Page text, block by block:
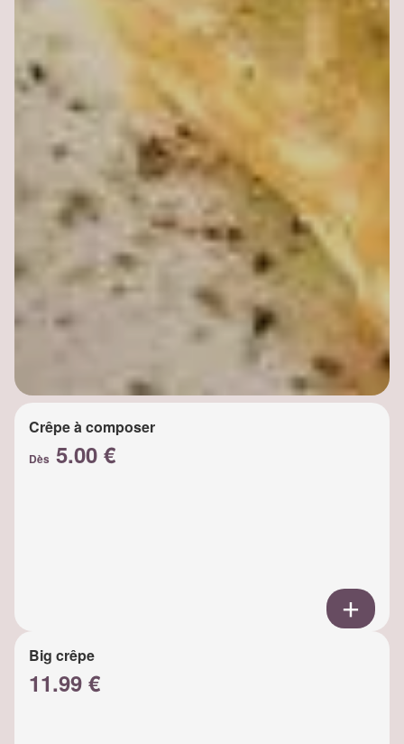
Crêpe à composer
Dès 5.00 €
Big crêpe
11.99 €